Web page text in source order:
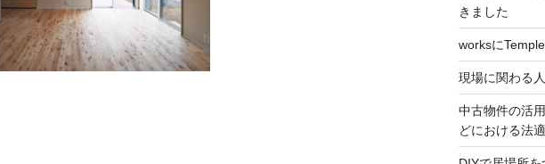
きました
worksに
現場に関わる
中古物件の活
どにおける法